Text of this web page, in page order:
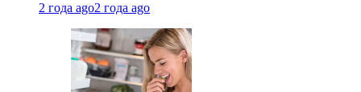
2 года ago2 года ago